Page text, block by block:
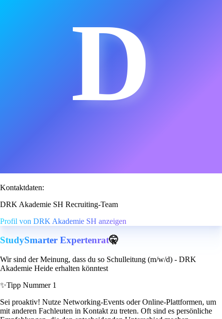
D
Kontaktdaten:
DRK Akademie SH Recruiting-Team
Profil von DRK Akademie SH anzeigen
StudySmarter Expertenrat🤫
Wir sind der Meinung, dass du so Schulleitung (m/w/d) - DRK
Akademie Heide erhalten könntest
✨Tipp Nummer 1
Sei proaktiv! Nutze Networking-Events oder Online-Plattformen, um
mit anderen Fachleuten in Kontakt zu treten. Oft sind es persönliche